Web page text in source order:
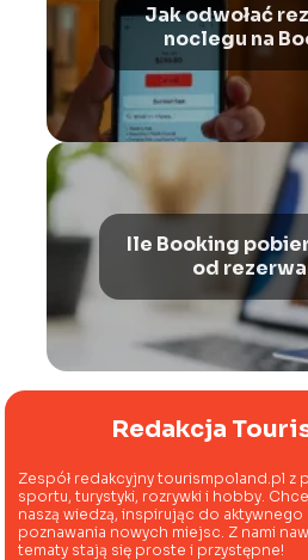
Jak odwołać
noclegu na
Praktyczny
Ile Booking
od
Redakcja
Zespół redakcyjny tourismpoland.pl z
sportu, turystyki, rozrywki i hobby.
naszą wiedzą, inspirując do aktywnego
poznawania nowych miejsc. Z nami
tematy stają się proste i przystępne!